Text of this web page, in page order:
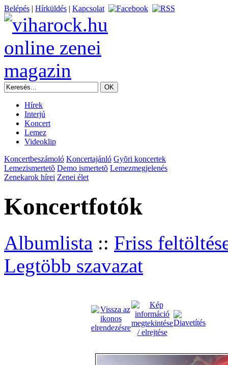
Belépés | Hírküldés | Kapcsolat
Hírek
Interjú
Koncert
Lemez
Videoklip
Koncertbeszámoló Koncertajánló Gyõri koncertek
Lemezismertetõ Demo ismertetõ Lemezmegjelenés
Zenekarok hírei Zenei élet
Koncertfotók
Albumlista :: Friss
Legtöbb szavazat